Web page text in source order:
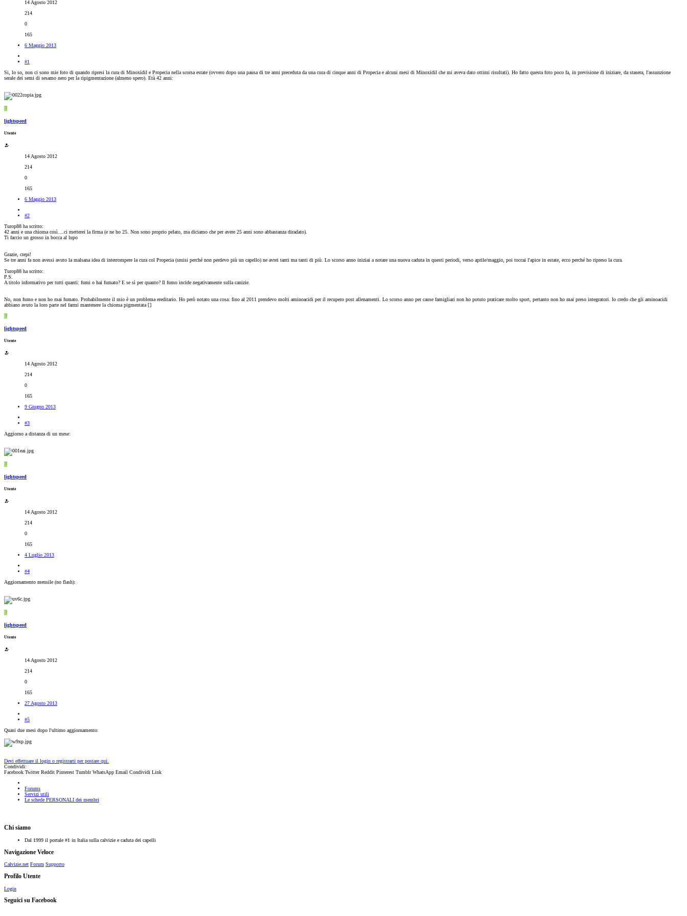
14 Agosto 2012
214
0
165
6 Maggio 2013
#1
Si, lo so, non ci sono mie foto di quando ripresi la cura di Minoxidil e Propecia nella scorsa estate (ovvero dopo una pausa di tre anni preceduta da una cura di cinque anni di Propecia e alcuni mesi di Minoxidil che mi aveva dato ottimi risultati). Ho fatto questa foto poco fa, in previsione di iniziare, da stasera, l'assunzione
serale dei semi di sesamo nero per la ripigmentazione (almeno spero). Età 42 anni:
L
lightspeed
Utente
14 Agosto 2012
214
0
165
6 Maggio 2013
#2
Turop88 ha scritto:
42 anni e una chioma così....ci metterei la firma (e ne ho 25. Non sono proprio pelato, ma diciamo che per avere 25 anni sono abbastanza diradato).
Ti faccio un grosso in bocca al lupo
Grazie, crepi!
Se tre anni fa non avessi avuto la malsana idea di interrompere la cura col Propecia (smisi perché non perdevo più un capello) ne avrei tanti ma tanti di più. Lo scorso anno iniziai a notare una nuova caduta in questi periodi, verso aprile/maggio, poi toccai l'apice in estate, ecco perché ho ripreso la cura.
Turop88 ha scritto:
P.S.
A titolo informativo per tutti quanti: fumi o hai fumato? E se sì per quanto? Il fumo incide negativamente sulla canizie.
No, non fumo e non ho mai fumato. Probabilmente il mio è un problema ereditario. Ho però notato una cosa: fino al 2011 prendevo molti aminoacidi per il recupero post allenamenti. Lo scorso anno per cause famigliari non ho potuto praticare molto sport, pertanto non ho mai preso integratori. Io credo che gli aminoacidi
abbiano avuto la loro parte nel farmi mantenere la chioma pigmentata []
L
lightspeed
Utente
14 Agosto 2012
214
0
165
9 Giugno 2013
#3
Aggiorno a distanza di un mese:
L
lightspeed
Utente
14 Agosto 2012
214
0
165
4 Luglio 2013
#4
Aggiornamento mensile (no flash):
L
lightspeed
Utente
14 Agosto 2012
214
0
165
27 Agosto 2013
#5
Quasi due mesi dopo l'ultimo aggiornamento:
Devi effettuare il login o registrarti per postare qui.
Condividi:
Facebook Twitter Reddit Pinterest Tumblr WhatsApp Email Condividi Link
Forums
Servizi utili
Le schede PERSONALI dei membri
Chi siamo
Dal 1999 il portale #1 in Italia sulla calvizie e caduta dei capelli
Navigazione Veloce
Calvizie.net Forum Supporto
Profilo Utente
Login
Seguici su Facebook